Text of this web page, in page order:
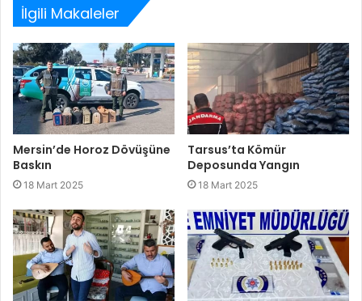
İlgili Makaleler
Mersin’de Horoz Dövüşüne
Baskın
18 Mart 2025
Tarsus’ta Kömür
Deposunda Yangın
18 Mart 2025